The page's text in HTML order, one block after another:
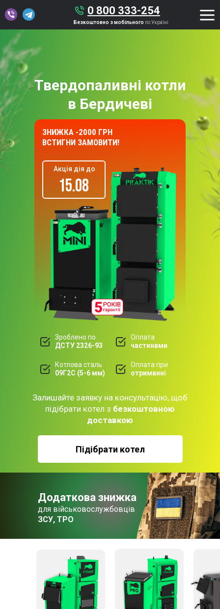
0 800 333-254
Безкоштовно з мобільного по Україні
Твердопаливні котли
в Бердичеві
Зроблено по
ДСТУ 2326-93
Оплата при
отриманні
Котлова сталь
09Г2С (5-6 мм)
Залишайте заявку на консультацію, щоб
підібрати котел з безкоштовною
доставкою
Підібрати котел
Оплата
частинами
15.08
Акція дія до
ЗНИЖКА -2000 ГРН
ВСТИГНИ ЗАМОВИТИ!
для військовослужбовців
ЗСУ, ТРО
Додаткова знижка